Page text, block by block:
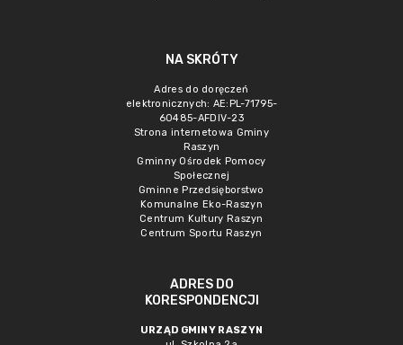
NA SKRÓTY
Adres do doręczeń
elektronicznych: AE:PL-71795-
60485-AFDIV-23
Strona internetowa Gminy
Raszyn
Gminny Ośrodek Pomocy
Społecznej
Gminne Przedsięborstwo
Komunalne Eko-Raszyn
Centrum Kultury Raszyn
Centrum Sportu Raszyn
ADRES DO
KORESPONDENCJI
URZĄD GMINY RASZYN